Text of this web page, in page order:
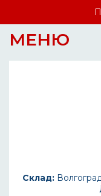
МЕНЮ
Склад: